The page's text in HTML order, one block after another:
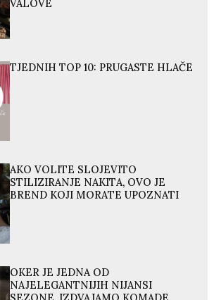
VALOVE
TJEDNIH TOP 10: PRUGASTE HLAČE
AKO VOLITE SLOJEVITO
STILIZIRANJE NAKITA, OVO JE
BREND KOJI MORATE UPOZNATI
OKER JE JEDNA OD
NAJELEGANTNIJIH NIJANSI